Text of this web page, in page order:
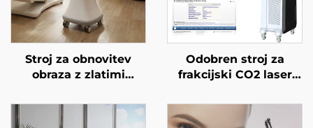
Stroj za obnovitev
obraza z zlatimi
dvojnimi frekvencami
RF 1/2 MHz
Odobren stroj za
frakcijski CO2 laser
MMDSAP